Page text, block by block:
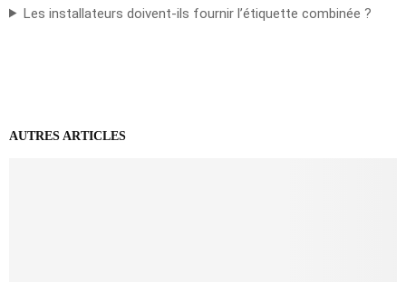
Les installateurs doivent-ils fournir l’étiquette combinée ?
AUTRES ARTICLES